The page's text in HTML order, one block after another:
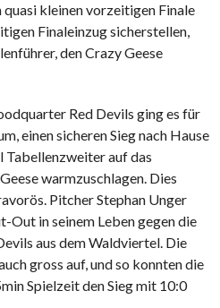
quasi kleinen vorzeitigen Finale
Finaleinzug sicherstellen,
den Crazy Geese
Red Devils ging es für
einen sicheren Sieg nach Hause
Tabellenzweiter auf das
warmzuschlagen. Dies
Pitcher Stephan Unger
Out in seinem Leben gegen die
aus dem Waldviertel. Die
gross auf, und so konnten die
Spielzeit den Sieg mit 10:0